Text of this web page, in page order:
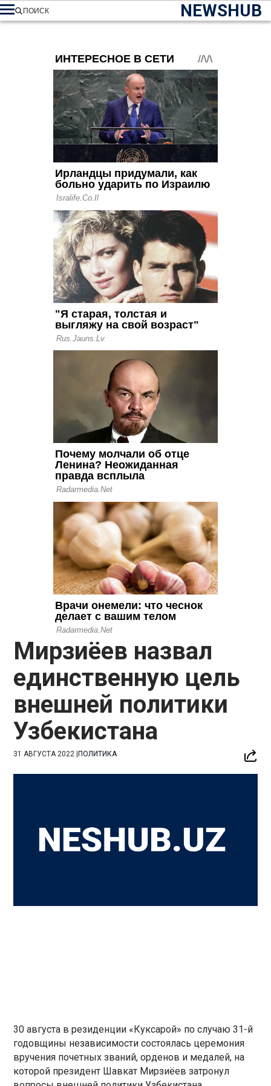
NEWSHUB
ПОИСК
Мирзиёев назвал
единственную цель
внешней политики
Узбекистана
31 АВГУСТА 2022 |ПОЛИТИКА
30 августа в резиденции «Куксарой» по случаю 31-й
годовщины независимости состоялась церемония
вручения почетных званий, орденов и медалей, на
которой президент Шавкат Мирзиёев затронул